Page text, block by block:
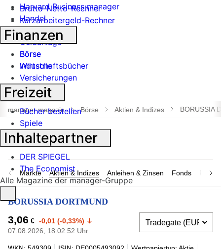
Harvard Business manager
Handel
Banken
Geldanlage
Börse
Industrie
Suche
öffnen
manager magazin Börse Aktien & Indizes BORUSSIA
Märkte Aktien & Indizes Anleihen & Zinsen Fonds
BORUSSIA DORTMUND
3,06 € -0,01 (-0,33%)
07.08.2026, 18:02:52 Uhr
Brutto-Netto-Rechner
Kurzarbeitergeld-Rechner
Finanzen
Börse
Wirtschaftsbücher
Versicherungen
Freizeit
Bücher bestellen
Spiele
Inhaltepartner
DER SPIEGEL
The Economist
Alle Magazine der manager-Gruppe